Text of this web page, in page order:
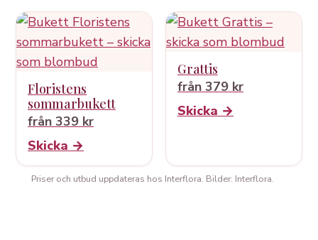
Floristens
sommarbukett
från 339 kr
Skicka →
Grattis
från 379 kr
Skicka →
Priser och utbud uppdateras hos Interflora. Bilder: Interflora.